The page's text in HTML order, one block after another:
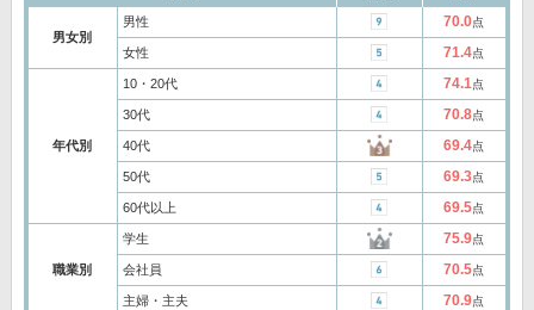
男女別
男性 70.0点
女性 71.4点
年代別
10・20代 74.1点
30代 70.8点
40代 69.4点
50代 69.3点
60代以上 69.5点
職業別
学生 75.9点
会社員 70.5点
主婦・主夫 70.9点